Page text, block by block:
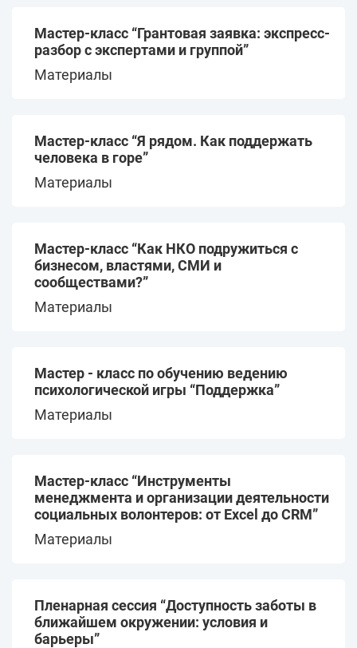
нуждающихся в помощи
III Форум партнерских
организаций “Забота
рядом”
Дайджесты коалиции
«Забота рядом»
Технологии и практики
Безопасность
Мастер-класс “Грантовая заявка: экспресс-
разбор с экспертами и группой”
Материалы
Мастер-класс “Я рядом. Как поддержать
человека в горе”
Материалы
Мастер-класс “Как НКО подружиться с
бизнесом, властями, СМИ и
сообществами?”
Материалы
Мастер - класс по обучению ведению
психологической игры “Поддержка”
Материалы
Мастер-класс “Инструменты
менеджмента и организации деятельности
социальных волонтеров: от Excel до CRM”
Материалы
Пленарная сессия “Доступность заботы в
ближайшем окружении: условия и
барьеры”